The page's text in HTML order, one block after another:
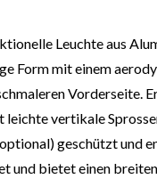
Leuchte aus
Form mit einem
Vorderseite.
leichte vertikale
geschützt und
und bietet einen